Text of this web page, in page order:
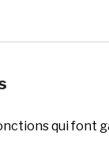
qui font